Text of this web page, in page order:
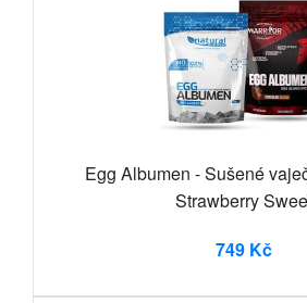
Egg Albumen - Sušené
Strawberry
749 Kč